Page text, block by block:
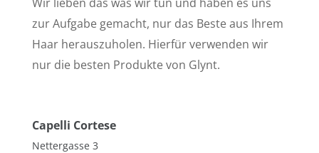
zur Aufgabe gemacht, nur das Beste aus Ihrem
Haar herauszuholen. Hierfür verwenden wir
nur die besten Produkte von Glynt.
Capelli Cortese
Nettergasse 3